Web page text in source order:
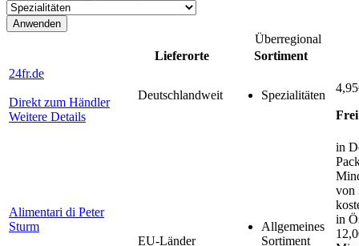
Überregional
Lieferorte
Sortiment
24fr.de
Direkt zum Händler
Weitere Details
Deutschlandweit Spezialitäten
Alimentari di Peter
Sturm
EU-Länder
Allgemeines
Sortiment
in
von
in